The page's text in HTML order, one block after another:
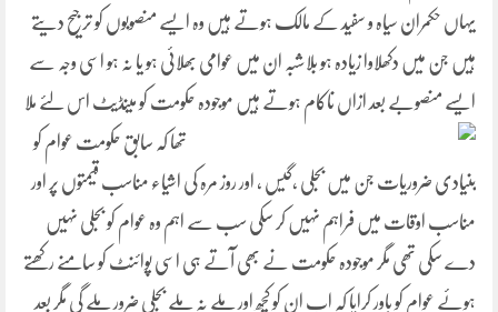
یہاں حکمران سیاہ و سفید کے مالک ہوتے ہیں وہ ایسے منصوبوں کو ترجیح دیتے
ہیں جن میں دکھلاوا زیادہ ہو بلاشبہ ان میں عوامی بھلائی ہو یا نہ ہو اسی وجہ سے
ایسے منصوبے بعد ازاں ناکام ہوتے ہیں موجودہ حکومت کو مینڈیٹ اس لئے ملا
تھا کہ سابق حکومت عوام کو
بنیادی ضروریات جن میں بجلی ،گیس ، اور روز مرہ کی اشیاء مناسب قیمتوں پر اور
مناسب اوقات میں فراہم نہیں کر سکی سب سے اہم وہ عوام کو بجلی نہیں
دے سکی تھی مگر موجودہ حکومت نے بھی آتے ہی اسی پوائنٹ کو سامنے رکھتے
ہوئے عوام کو باور کرایا کہ اب ان کو کچھ اور ملے نہ ملے بجلی ضرور ملے گی مگر بعد